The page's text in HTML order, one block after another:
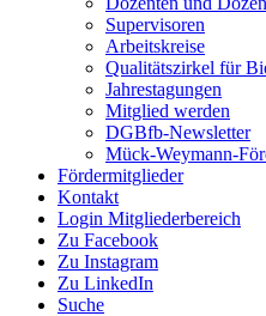
Supervisoren
Arbeitskreise
Qualitätszirkel für
Jahrestagungen
Mitglied werden
DGBfb-Newsletter
Mück-Weymann-
Fördermitglieder
Kontakt
Login Mitgliederbereich
Zu Facebook
Zu Instagram
Zu LinkedIn
Suche